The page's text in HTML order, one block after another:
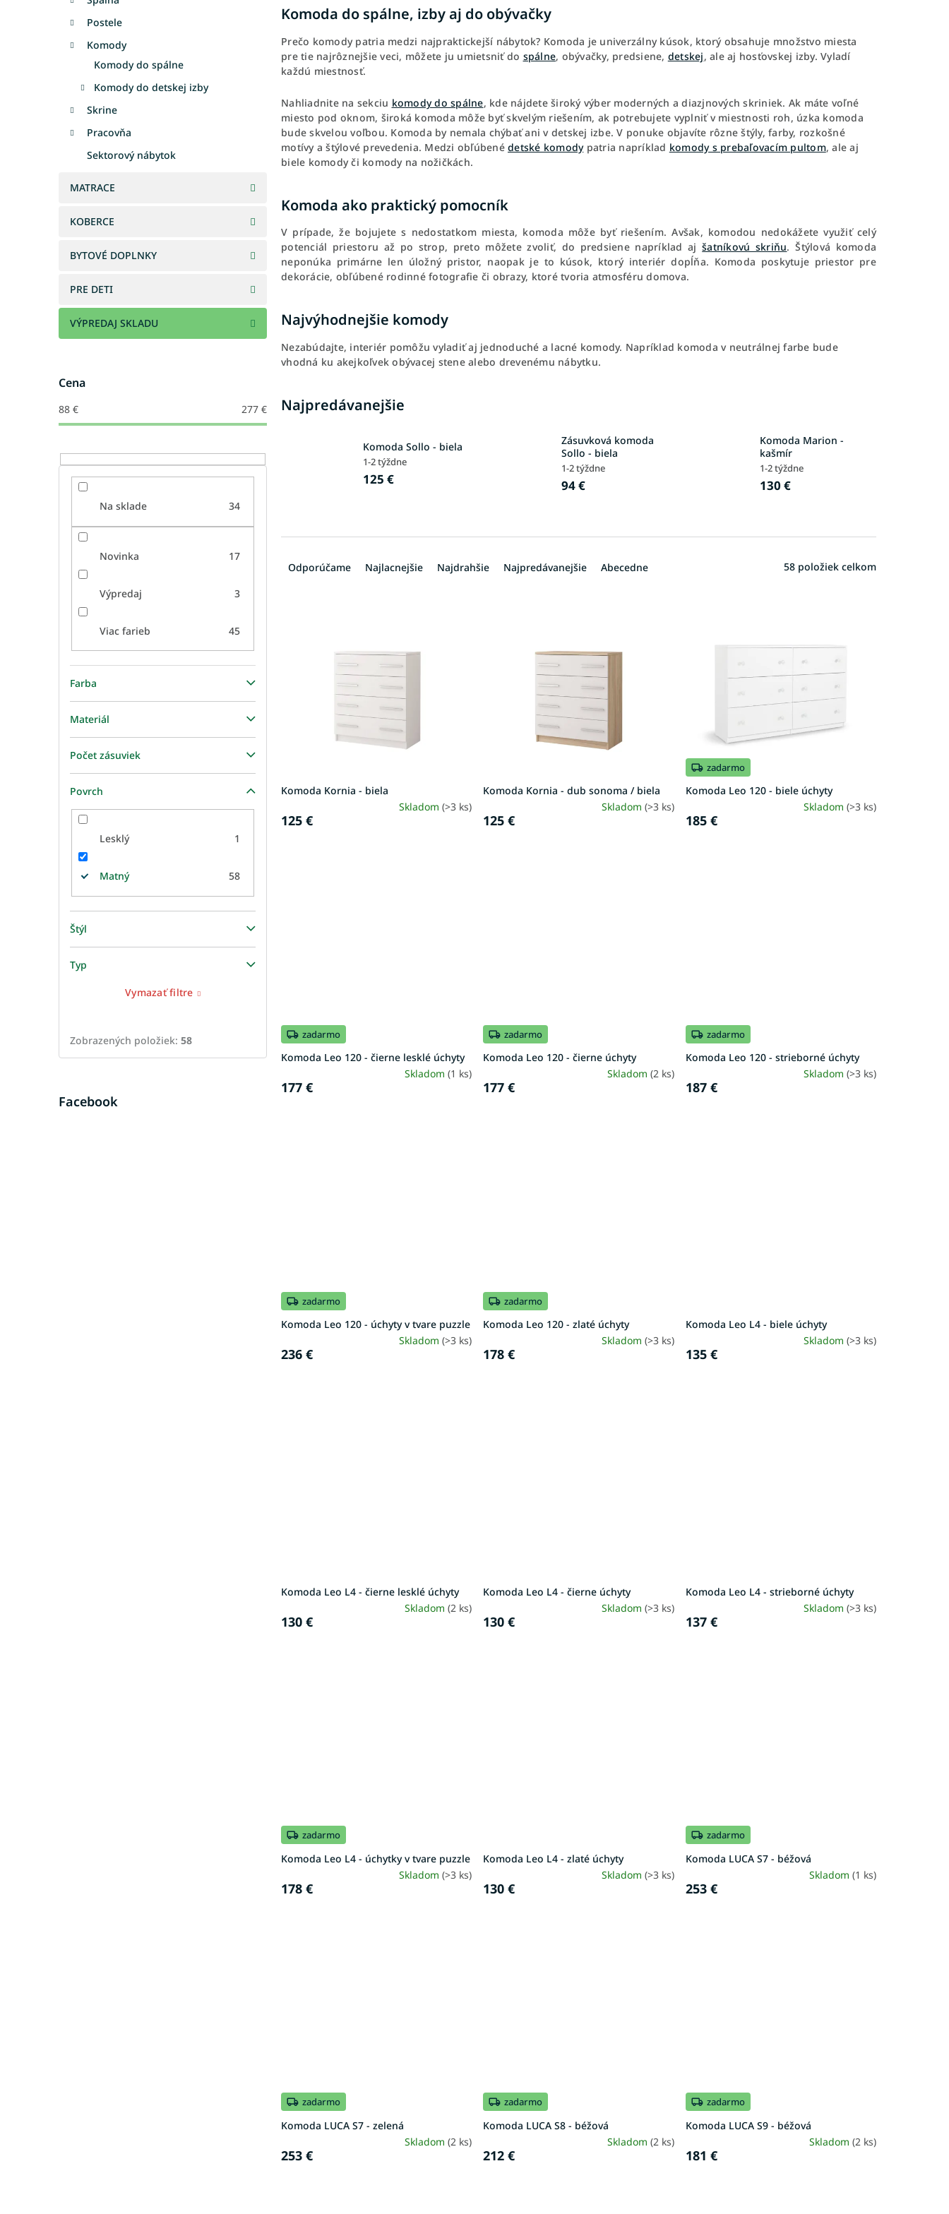
Postele
Komody
Komody do spálne
Komody do detskej izby
Skrine
Pracovňa
Sektorový nábytok
MATRACE
KOBERCE
BYTOVÉ DOPLNKY
PRE DETI
VÝPREDAJ SKLADU
Cena
88 € 277 €
Na sklade 34
Novinka 17
Výpredaj 3
Viac farieb 45
Farba
Materiál
Počet zásuviek
Povrch
Lesklý 1
Matný 58
Štýl
Typ
Vymazať filtre
Zobrazených položiek: 58
Facebook
Komoda do spálne, izby aj do obývačky
Prečo komody patria medzi najpraktickejší nábytok? Komoda je univerzálny kúsok, ktorý obsahuje množstvo miesta
pre tie najrôznejšie veci, môžete ju umietsniť do spálne, obývačky, predsiene, detskej, ale aj hosťovskej izby. Vyladí
každú miestnosť.
Nahliadnite na sekciu komody do spálne, kde nájdete široký výber moderných a diazjnových skriniek. Ak máte voľné
miesto pod oknom, široká komoda môže byť skvelým riešením, ak potrebujete vyplniť v miestnosti roh, úzka komoda
bude skvelou voľbou. Komoda by nemala chýbať ani v detskej izbe. V ponuke objavíte rôzne štýly, farby, rozkošné
motívy a štýlové prevedenia. Medzi obľúbené detské komodypatria napríklad komody s prebaľovacím pultom, ale aj
biele komody či komody na nožičkách.
Komoda ako praktický pomocník
V prípade, že bojujete s nedostatkom miesta, komoda môže byť riešením. Avšak, komodou nedokážete využiť celý
potenciál priestoru až po strop, preto môžete zvoliť, do predsiene napríklad ajšatníkovú skriňu. Štýlová komoda
neponúka primárne len úložný pristor, naopak je to kúsok, ktorý interiér dopĺňa. Komoda poskytuje priestor pre
dekorácie, obľúbené rodinné fotografie či obrazy, ktoré tvoria atmosféru domova.
Najvýhodnejšie komody
Nezabúdajte, interiér pomôžu vyladiť aj jednoduché a lacné komody. Napríklad komoda v neutrálnej farbe bude
vhodná ku akejkoľvek obývacej stene alebo drevenému nábytku.
Najpredávanejšie
Komoda Sollo - biela
1-2 týždne
125 €
Zásuvková komoda
Sollo - biela
1-2 týždne
94 €
Komoda Marion -
kašmír
1-2 týždne
130 €
a
v
Odporúčame Najlacnejšie Najdrahšie Najpredávanejšie Abecedne 58 položiek celkom
o
v
Komoda Kornia - biela
Skladom(>3 ks)
125 €
Komoda Kornia - dub sonoma / biela
Skladom (>3 ks)
125 €
zadarmo
Komoda Leo 120 - biele úchyty
Skladom (>3 ks)
185 €
zadarmo
Komoda Leo 120 - čierne lesklé úchyty
Skladom(1 ks)
177 €
zadarmo
Komoda Leo 120 - čierne úchyty
Skladom (2 ks)
177 €
zadarmo
Komoda Leo 120 - strieborné úchyty
Skladom (>3 ks)
187 €
zadarmo
Komoda Leo 120 - úchyty v tvare puzzle
Skladom(>3 ks)
236 €
zadarmo
Komoda Leo 120 - zlaté úchyty
Skladom (>3 ks)
178 €
Komoda Leo L4 - biele úchyty
Skladom (>3 ks)
135 €
Komoda Leo L4 - čierne lesklé úchyty
Skladom(2 ks)
130 €
Komoda Leo L4 - čierne úchyty
Skladom (>3 ks)
130 €
Komoda Leo L4 - strieborné úchyty
Skladom (>3 ks)
137 €
zadarmo
Komoda Leo L4 - úchytky v tvare puzzle
Skladom(>3 ks)
178 €
Komoda Leo L4 - zlaté úchyty
Skladom (>3 ks)
130 €
zadarmo
Komoda LUCA S7 - béžová
Skladom (1 ks)
253 €
zadarmo
Komoda LUCA S7 - zelená
Skladom(2 ks)
253 €
zadarmo
Komoda LUCA S8 - béžová
Skladom (2 ks)
212 €
zadarmo
Komoda LUCA S9 - béžová
Skladom (2 ks)
181 €